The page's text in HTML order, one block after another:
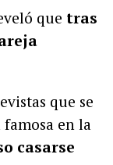
que tras
que se
en la
casarse